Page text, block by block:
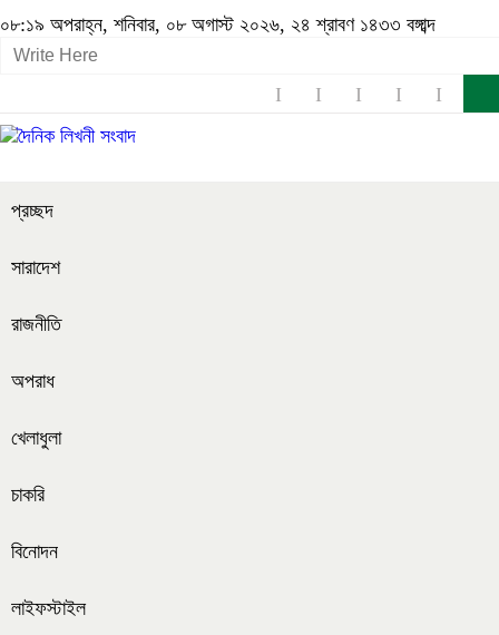
০৮:১৯ অপরাহ্ন, শনিবার, ০৮ অগাস্ট ২০২৬, ২৪ শ্রাবণ ১৪৩৩ বঙ্গাব্দ
প্রচ্ছদ
সারাদেশ
রাজনীতি
অপরাধ
খেলাধুলা
চাকরি
বিনোদন
লাইফস্টাইল